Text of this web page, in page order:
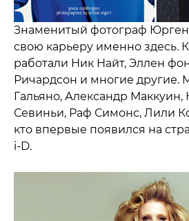
Знаменитый фотограф Юрген Теллер начал
свою карьеру именно здесь.
работали Ник Найт, Эллен фон Унверт, Терри
Ричардсон и многие другие.
Гальяно, Александр Маккуин,
Севиньи, Раф Симонс, Лили Коул – в числе тех,
кто впервые появился на страницах
i-D.